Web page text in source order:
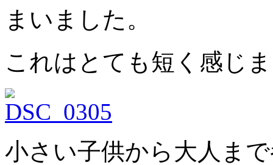
まいました。
これはとても短く感じ
小さい子供から大人ま